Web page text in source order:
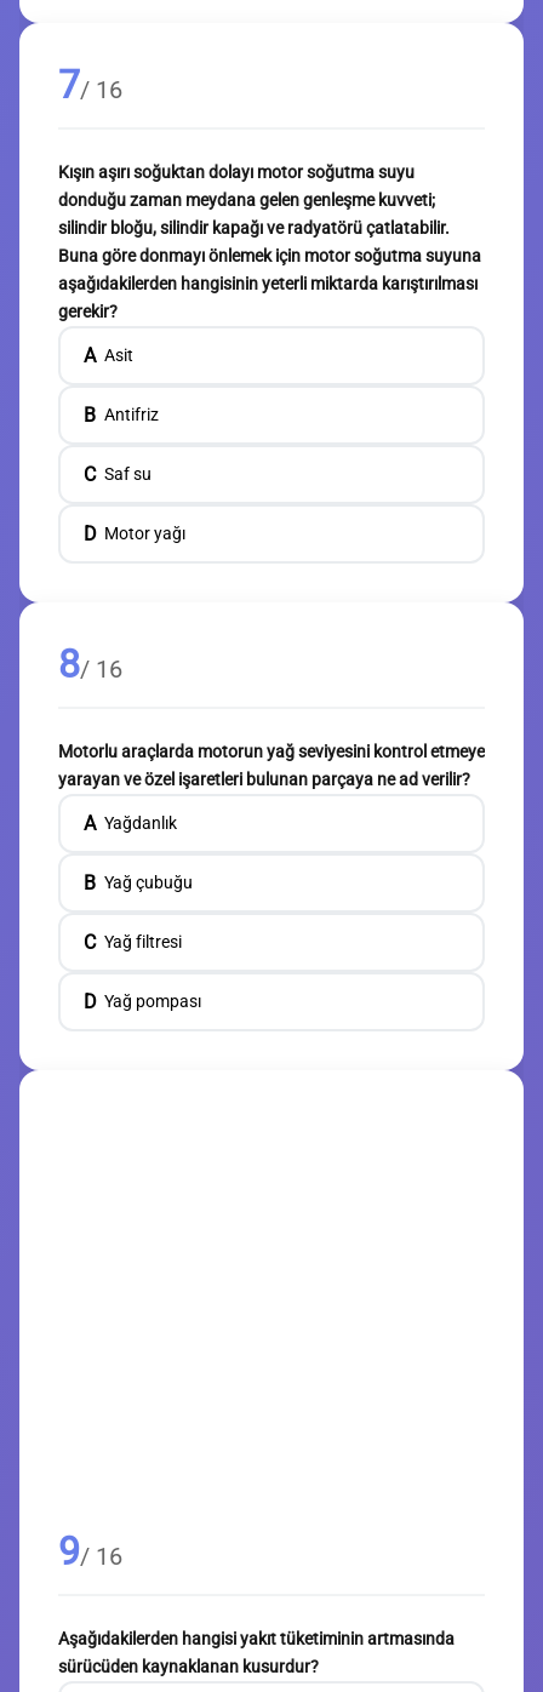
7/ 16
Kışın aşırı soğuktan dolayı motor soğutma suyu
donduğu zaman meydana gelen genleşme kuvveti;
silindir bloğu, silindir kapağı ve radyatörü çatlatabilir.
Buna göre donmayı önlemek için motor soğutma suyuna
aşağıdakilerden hangisinin yeterli miktarda karıştırılması
gerekir?
A Asit
B Antifriz
C Saf su
D Motor yağı
8/ 16
Motorlu araçlarda motorun yağ seviyesini kontrol etmeye
yarayan ve özel işaretleri bulunan parçaya ne ad verilir?
A Yağdanlık
B Yağ çubuğu
C Yağ filtresi
D Yağ pompası
9/ 16
Aşağıdakilerden hangisi yakıt tüketiminin artmasında
sürücüden kaynaklanan kusurdur?